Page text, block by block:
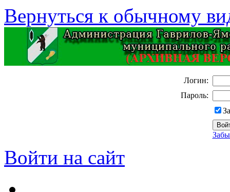
Вернуться к обычному
Логин:
Пароль:
Войти на сайт